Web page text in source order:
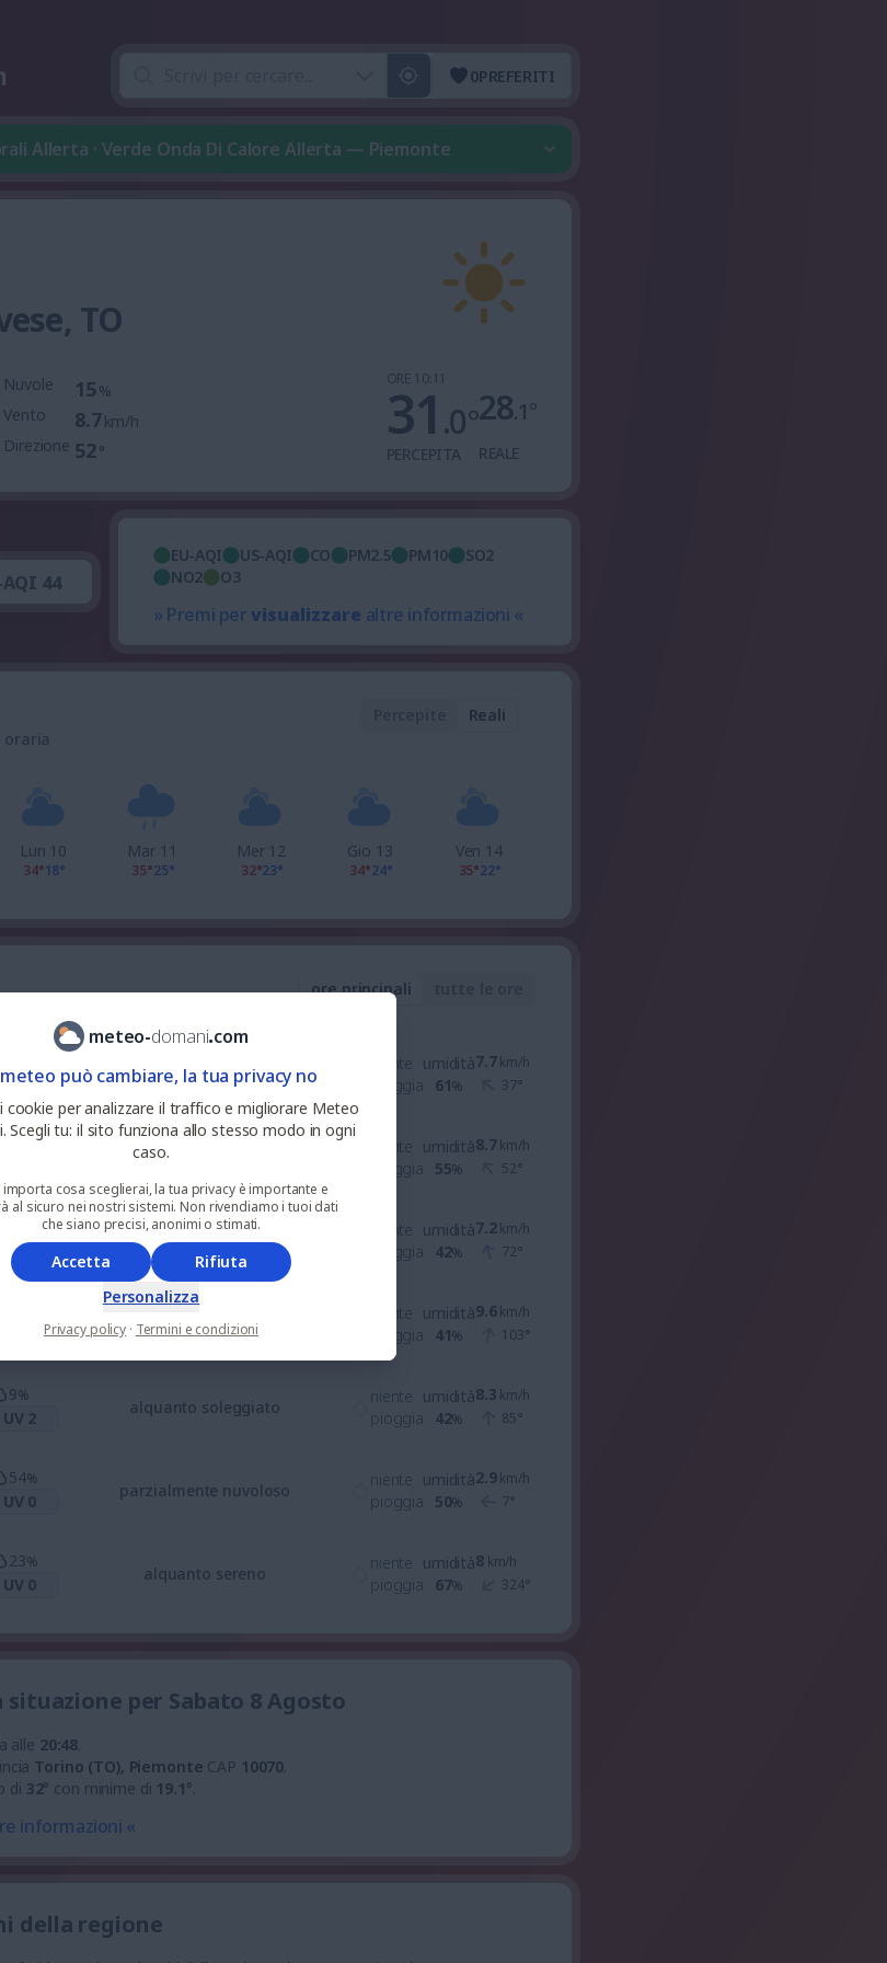
0PREFERITI
Allerta · Verde Onda Di Calore Allerta — Piemonte
TO
Nuvole 15 %
Vento
8.7km/h
Direzione 52°
ORE 10:11
31 .0°
PERCEPITA
28.1°
REALE
AQI 44
EU-AQI US-AQI CO PM2.5 PM10
SO2
NO2
O3
» Premi pervisualizzare altre informazioni «
oraria
Reali
Lun 10
34°18°
Mar 11
35°25°
Mer 12
32°23°
Gio 13
34°24°
Ven 14
35°22°
ore principali
UV 3
parzialmente nuvoloso
niente
pioggia
umidità
61%
7.7km/h
37°
%
alquanto soleggiato
niente
pioggia
umidità
55%
8.7km/h
52°
UV 7
alquanto soleggiato
niente
pioggia
umidità
42%
7.2km/h
72°
alquanto soleggiato
niente
pioggia
umidità
41%
9.6km/h
103°
9%
UV 2
alquanto soleggiato
niente
pioggia
umidità
42%
8.3 km/h
85°
54%
UV 0
parzialmente nuvoloso
niente
pioggia
umidità
50%
2.9km/h
7°
23%
UV 0
alquanto sereno
niente
pioggia
umidità
67%
8km/h
324°
situazione per Sabato 8 Agosto
alle 20:48.
Torino (TO), Piemonte CAP 10070.
di 32° con minime di 19.1°.
informazioni «
della regione
meteo-domani.com
può cambiare, la tua privacy no
cookie per analizzare il traffico e migliorare Meteo
Scegli tu: il sito funziona allo stesso modo in ogni
caso.
cosa sceglierai, la tua privacy è importante e
al sicuro nei nostri sistemi. Non rivendiamo i tuoi dati
che siano precisi, anonimi o stimati.
Accetta
Rifiuta
Personalizza
Privacy policy · Termini e condizioni